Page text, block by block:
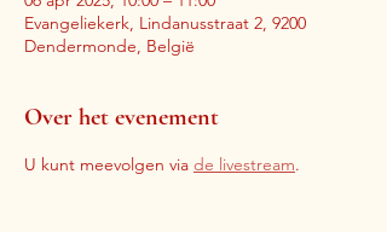
Evangeliekerk, Lindanusstraat 2, 9200
Dendermonde, België
Over het evenement
U kunt meevolgen via de livestream.